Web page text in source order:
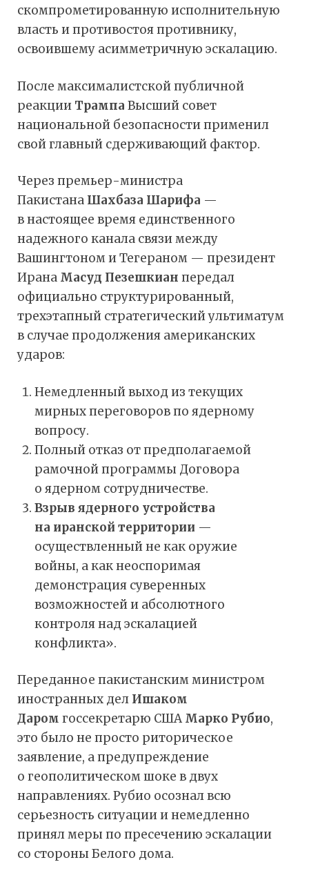
скомпрометированную исполнительную
власть и противостоя противнику,
освоившему асимметричную эскалацию.
После максималистской публичной
реакции Трампа Высший совет
национальной безопасности применил
свой главный сдерживающий фактор.
Через премьер-министра
Пакистана Шахбаза Шарифа —
в настоящее время единственного
надежного канала связи между
Вашингтоном и Тегераном — президент
Ирана Масуд Пезешкиан передал
официально структурированный,
трехэтапный стратегический ультиматум
в случае продолжения американских
ударов:
Немедленный выход из текущих
мирных переговоров по ядерному
вопросу.
Полный отказ от предполагаемой
рамочной программы Договора
о ядерном сотрудничестве.
Взрыв ядерного устройства
на иранской территории —
осуществленный не как оружие
войны, а как неоспоримая
демонстрация суверенных
возможностей и абсолютного
контроля над эскалацией
конфликта».
Переданное пакистанским министром
иностранных дел Ишаком
Даром госсекретарю США Марко Рубио,
это было не просто риторическое
заявление, а предупреждение
о геополитическом шоке в двух
направлениях. Рубио осознал всю
серьезность ситуации и немедленно
принял меры по пресечению эскалации
со стороны Белого дома.